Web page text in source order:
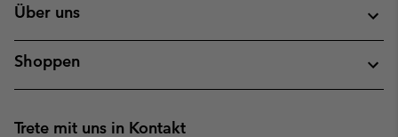
Über uns
Shoppen
Trete mit uns in Kontakt